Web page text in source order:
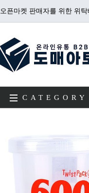
오픈마켓 판매자를 위한 위
CATEGORY